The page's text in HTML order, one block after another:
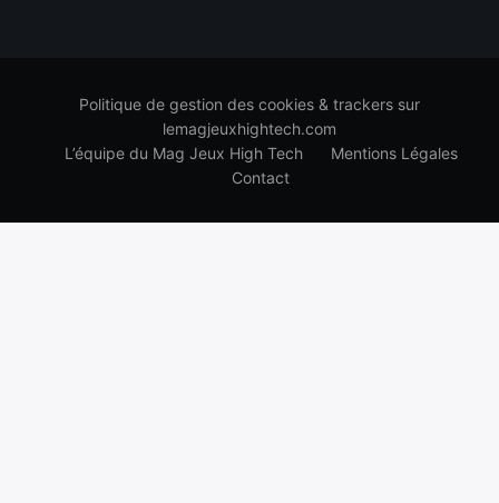
Politique de gestion des cookies & trackers sur
lemagjeuxhightech.com
L’équipe du Mag Jeux High Tech
Mentions Légales
Contact